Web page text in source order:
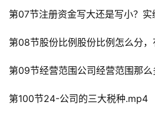
第07节注册资金写大还是写小？
第08节股份比例股份比例怎么分
第09节经营范围公司经营范围那
第100节24-公司的三大税种.mp4